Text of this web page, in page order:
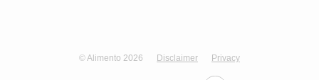
© Alimento 2026 Disclaimer Privacy